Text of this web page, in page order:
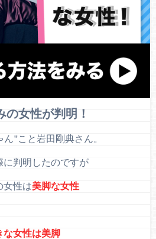
女性が判明！
"こと岩田剛典さん。
に判明したのですが
女性は美脚な女性
な女性は美脚